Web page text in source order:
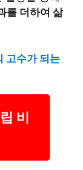
를 더하여 삶
고수가 되는
비